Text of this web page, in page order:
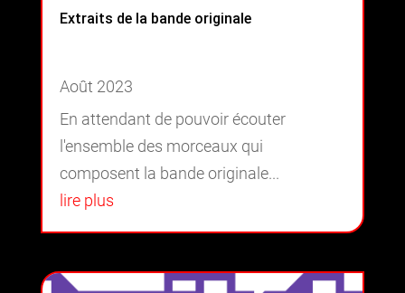
Extraits de la bande originale
Août 2023
En attendant de pouvoir écouter
l'ensemble des morceaux qui
composent la bande originale...
lire plus